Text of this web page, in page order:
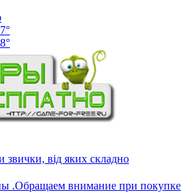
звички, від яких складно
.Обращаем внимание при покупке